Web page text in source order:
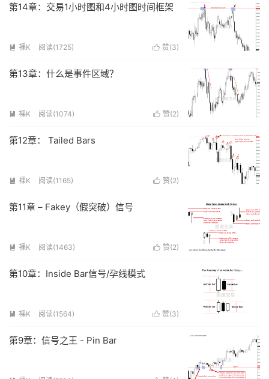
第14章：交易1小时图和4小时图时间框架
 赞(3)
 裸K 阅读(1725)
第13章：什么是事件区域？
 赞(2)
 裸K 阅读(1074)
第12章： Tailed Bars
 赞(2)
 裸K 阅读(1165)
第11章 – Fakey（假突破）信号
 赞(2)
 裸K 阅读(1463)
第10章：Inside Bar信号/孕线模式
 赞(3)
 裸K 阅读(1564)
第9章：信号之王 - Pin Bar